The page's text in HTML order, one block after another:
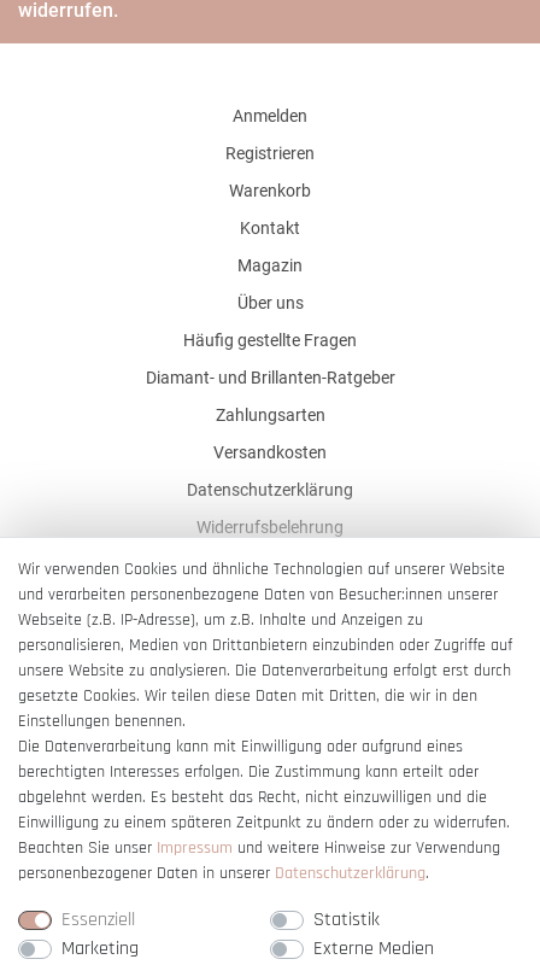
widerrufen.
Anmelden
Registrieren
Warenkorb
Kontakt
Magazin
Über uns
Häufig gestellte Fragen
Diamant- und Brillanten-Ratgeber
Zahlungsarten
Versandkosten
Datenschutzerklärung
Widerrufsbelehrung
AGB
Impressum
Barrierefreiheitserklärung
Vertrag widerrufen
Wir verwenden Cookies und ähnliche Technologien auf unserer Website
und verarbeiten personenbezogene Daten von Besucher:innen unserer
Webseite (z.B. IP-Adresse), um z.B. Inhalte und Anzeigen zu
personalisieren, Medien von Drittanbietern einzubinden oder Zugriffe auf
unsere Website zu analysieren. Die Datenverarbeitung erfolgt erst durch
gesetzte Cookies. Wir teilen diese Daten mit Dritten, die wir in den
Einstellungen benennen.
Die Datenverarbeitung kann mit Einwilligung oder aufgrund eines
berechtigten Interesses erfolgen. Die Zustimmung kann erteilt oder
abgelehnt werden. Es besteht das Recht, nicht einzuwilligen und die
Einwilligung zu einem späteren Zeitpunkt zu ändern oder zu widerrufen.
Beachten Sie unser Impressum und weitere Hinweise zur Verwendung
personenbezogener Daten in unserer Daten­schutz­erklärung.
Essenziell
Statistik
Marketing
Externe Medien